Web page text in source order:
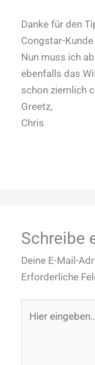
Danke für den
Congstar-
Nun muss ich
ebenfalls das
schon ziemlich
Greetz,
Chris
Schreibe
Deine E-Mail-
Erforderliche
eingeben…